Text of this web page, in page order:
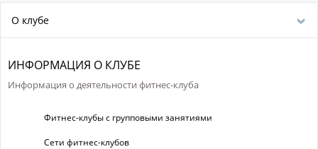
О клубе
ИНФОРМАЦИЯ О КЛУБЕ
Информация о деятельности фитнес-клуба
Фитнес-клубы с групповыми занятиями
Сети фитнес-клубов